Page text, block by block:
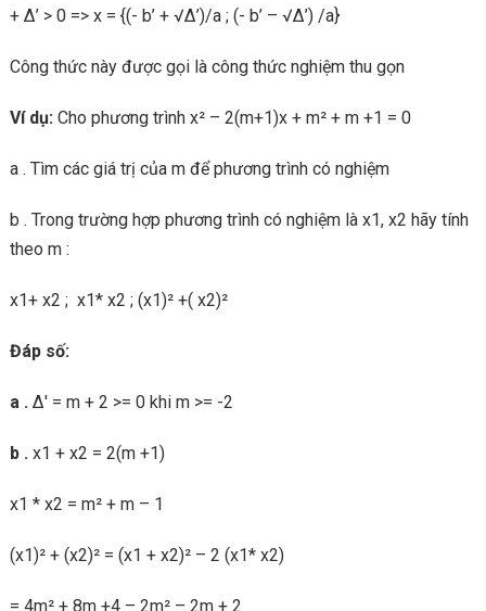
+ Δ’ > 0 => x = {(- b’ + √Δ’)/a ; (- b’ – √Δ’) /a}
Công thức này được gọi là công thức nghiệm thu gọn
Ví dụ:Cho phương trình x² – 2(m+1)x + m² + m +1 = 0
a . Tìm các giá trị của m để phương trình có nghiệm
b . Trong trường hợp phương trình có nghiệm là x1, x2 hãy tính
theo m :
x1+ x2 ; x1* x2 ; (x1)² +( x2)²
Đáp số:
a .Δ′ = m + 2 >= 0 khi m >= -2
b .x1 + x2 = 2(m +1)
x1 * x2 = m² + m – 1
(x1)² + (x2)² = (x1 + x2)² – 2 (x1* x2)
= 4m² + 8m +4 – 2m² – 2m + 2